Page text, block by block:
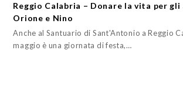
Reggio Calabria – Donare la vita per
Orione e Nino
Anche al Santuario di Sant'Antonio a Reggio
maggio è una giornata di festa,…